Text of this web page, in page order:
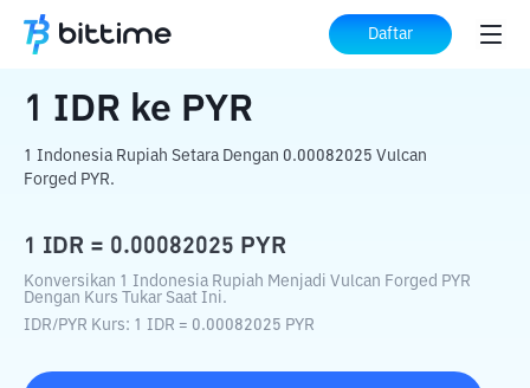
Daftar
Beranda Konverter Kripto ke PYR
1 IDR ke PYR
1 Indonesia Rupiah Setara Dengan 0.00082025 Vulcan
Forged PYR.
1 IDR = 0.00082025 PYR
Konversikan 1 Indonesia Rupiah Menjadi Vulcan Forged PYR
Dengan Kurs Tukar Saat Ini.
IDR/PYR Kurs: 1 IDR = 0.00082025 PYR